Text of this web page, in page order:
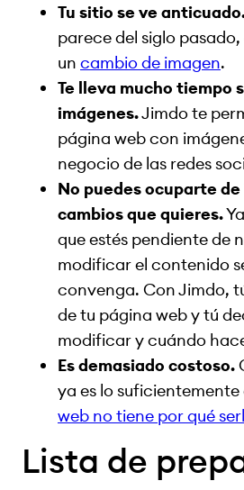
Tu sitio se ve
parece del siglo
un cambio de imagen.
Te lleva mucho tiempo
imágenes.Jimdo te
página web con
negocio de las redes
No puedes ocuparte
cambios que quieres.
que estés pendiente de
modificar el contenido
convenga. Con Jimdo,
de tu página web y tú
modificar y cuándo
Es demasiado costoso.
ya es lo
web no tiene por qué
Lista de